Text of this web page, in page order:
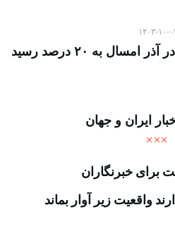
۱۰-۰۳
به ۲۰ درصد رسید
ایران و جهان
برای خبرنگاران
واقعیت زیر آوار بماند